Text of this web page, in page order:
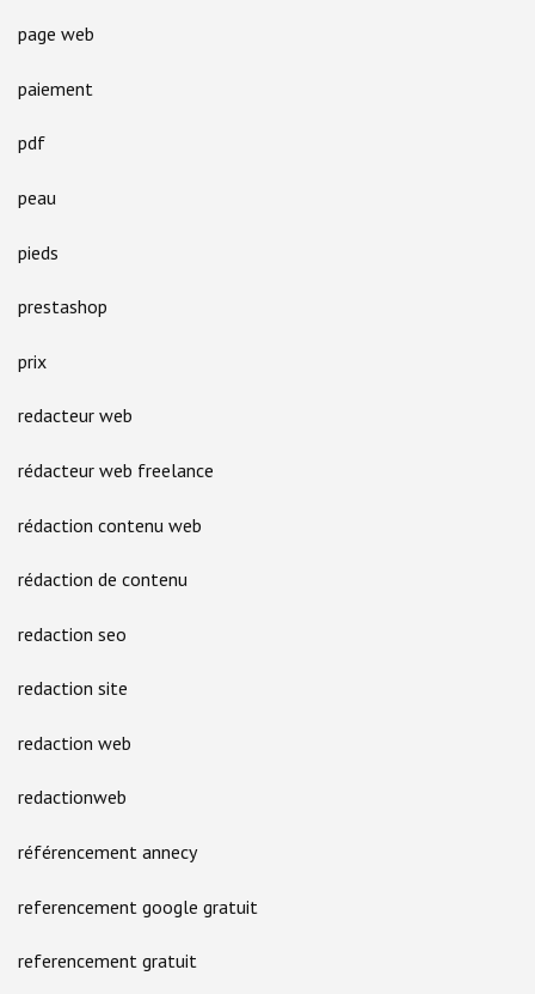
page web
paiement
pdf
peau
pieds
prestashop
prix
redacteur web
rédacteur web freelance
rédaction contenu web
rédaction de contenu
redaction seo
redaction site
redaction web
redactionweb
référencement annecy
referencement google gratuit
referencement gratuit